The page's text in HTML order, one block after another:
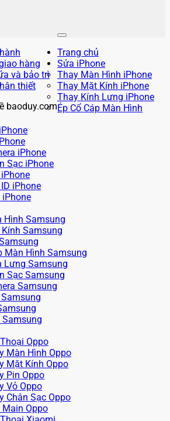
hàng
và bảo trì
thiết
baoduy.com
Trang chủ
Sửa iPhone
Thay Màn Hình iPhone
Thay Mặt Kính iPhone
Thay Kính Lưng iPhone
Ép Cổ Cáp Màn Hình
iPhone
Sạc iPhone
iPhone
Hình Samsung
Samsung
Màn Hình Samsung
Lưng Samsung
Sạc Samsung
Samsung
Oppo
Màn Hình Oppo
Mặt Kính Oppo
Pin Oppo
Vỏ Oppo
Chân Sạc Oppo
Main Oppo